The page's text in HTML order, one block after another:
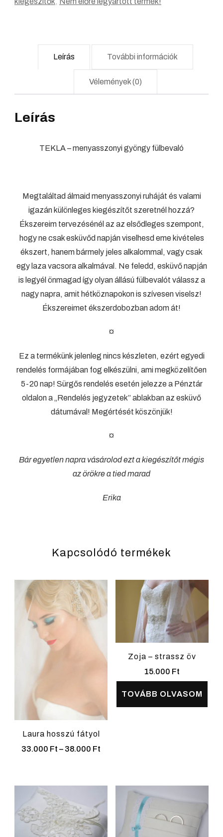
Leírás További információk
Vélemények (0)
Leírás
TEKLA – menyasszonyi gyöngy fülbevaló
Megtaláltad álmaid menyasszonyi ruháját és valami
igazán különleges kiegészítőt szeretnél hozzá?
Ékszereim tervezésénél az az elsődleges szempont,
hogy ne csak esküvőd napján viselhesd eme kivételes
ékszert, hanem bármely jeles alkalommal, vagy csak
egy laza vacsora alkalmával. Ne feledd, esküvő napján
is legyél önmagad így olyan állású fülbevalót válassz a
nagy napra, amit hétköznapokon is szívesen viselsz!
Ékszereimet ékszerdobozban adom át!
¤
Ez a termékünk jelenleg nincs készleten, ezért egyedi
rendelés formájában fog elkészülni, ami megközelítően
5-20 nap! Sürgős rendelés esetén jelezze a Pénztár
oldalon a „Rendelés jegyzetek” ablakban az esküvő
dátumával! Megértését köszönjük!
¤
Bár egyetlen napra vásárolod ezt a kiegészítőt mégis
az örökre a tied marad
Erika
Kapcsolódó termékek
Laura hosszú fátyol
33.000 Ft – 38.000 Ft
több
variációja
Zoja – strassz öv
15.000 Ft
TOVÁBB OLVASOM